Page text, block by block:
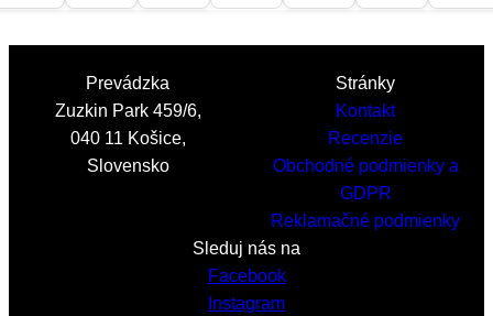
Prevádzka
Zuzkin Park 459/6,
040 11 Košice,
Slovensko
Stránky
Kontakt
Recenzie
Obchodné podmienky a
GDPR
Reklamačné podmienky
Sleduj nás na
Facebook
Instagram